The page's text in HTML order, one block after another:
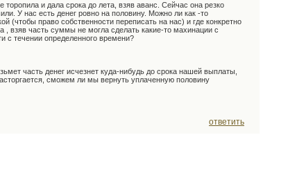
и дала срока до лета, взяв аванс. Сейчас она резко
У нас есть денег ровно на половину. Можно ли как -то
(чтобы право собственности переписать на нас) и где конкретно
, взяв часть суммы не могла сделать какие-то махинации с
с течении определенного времени?
часть денег исчезнет куда-нибудь до срока нашей выплаты,
сможем ли мы вернуть уплаченную половину
ответить